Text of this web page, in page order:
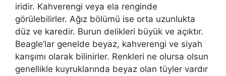
iridir. Kahverengi veya ela renginde
görülebilirler. Ağız bölümü ise orta uzunlukta
düz ve karedir. Burun delikleri büyük ve açıktır.
Beagle’lar genelde beyaz, kahverengi ve siyah
karışımı olarak bilinirler. Renkleri ne olursa olsun
genellikle kuyruklarında beyaz olan tüyler vardır